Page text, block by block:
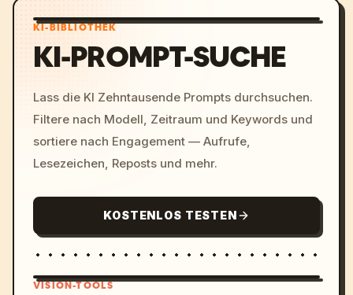
KI-BIBLIOTHEK
KI-PROMPT-SUCHE
Lass die KI Zehntausende Prompts durchsuchen.
Filtere nach Modell, Zeitraum und Keywords und
sortiere nach Engagement — Aufrufe,
Lesezeichen, Reposts und mehr.
KOSTENLOS TESTEN
VISION-TOOLS